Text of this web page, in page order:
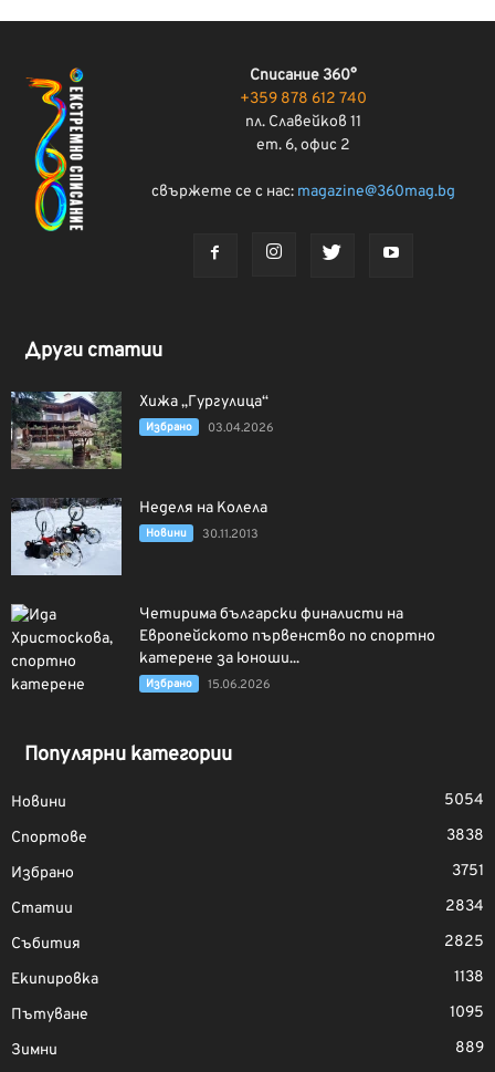
Списание 360°
+359 878 612 740
пл. Славейков 11
ет. 6, офис 2
свържете се с нас: magazine@360mag.bg
Други статии
Хижа „Гургулица“
Избрано 03.04.2026
Неделя на Колела
Новини 30.11.2013
Четирима български финалисти на
Европейското първенство по спортно
катерене за юноши...
Избрано 15.06.2026
Популярни категории
Новини
5054
Спортове
3838
Избрано
3751
Статии
2834
Събития
2825
Екипировка
1138
Пътуване
1095
Зимни
889